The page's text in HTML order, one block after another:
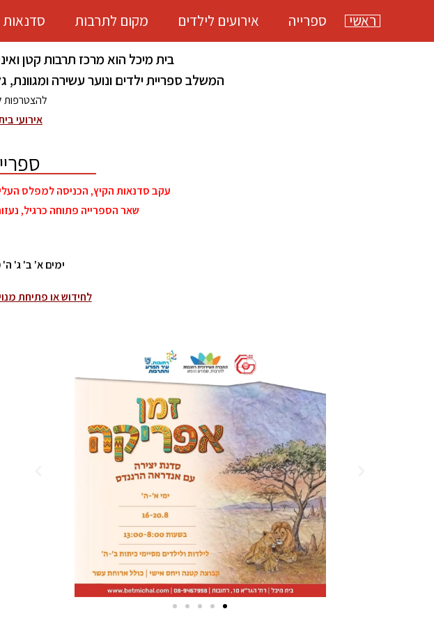
ראשי ספרייה אירועים לילדים מקום לתרבות סדנאות
בית מיכל הוא מרכז תרבות קטן
המשלב ספריית ילדים ונוער עשירה ומגוונת,
להצטרפות
אירועי
עקב סדנאות הקיץ, הכניסה למפלס העליון
שאר הספרייה פתוחה כרגיל,
ימים א' ב' ג' ה' 16:00-19:00 | ב' ד'
לחידוש או פתיחת